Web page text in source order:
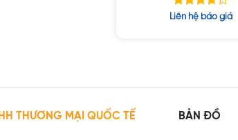
PS / P39123-B21
Được
Liên hệ báo giá
THƯƠNG MẠI QUỐC TẾ
BẢN ĐỒ